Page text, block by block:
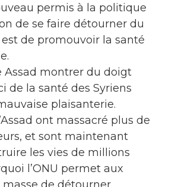
permis à la politique
de se faire détourner du
de promouvoir la santé
Assad montrer du doigt
de la santé des Syriens
plaisanterie.
ont massacré plus de
et sont maintenant
les vies de millions
l’ONU permet aux
de détourner